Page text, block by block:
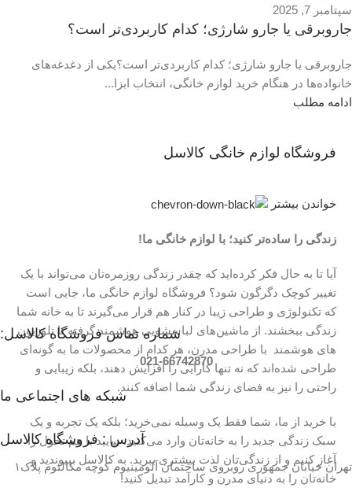
سپتامبر 7, 2025
جاروبرقی یا جارو شارژی؛ کدام کاربردی‌تر است؟
جاروبرقی یا جارو شارژی؛ کدام کاربردی‌تر است؟یکی از دغدغه‌های
خانواده‌ها در هنگام خرید لوازم خانگی، انتخاب ابزا...
ادامه مطلب
فروشگاه لوازم خانگی کالاسل
خواندن بیشتر
زندگی را ساده‌تر کنید؛ با لوازم خانگی ما!
آیا تا به حال فکر کرده‌اید که چقدر زندگی روزمره‌تان می‌تواند با یک
تغییر کوچک دگرگون شود؟ فروشگاه لوازم خانگی ما، جایی است
که تکنولوژی و طراحی زیبا در کنار هم قرار می‌گیرند تا به خانه شما
زندگی ببخشند. از ماشین‌های لباسشویی هوشمند گرفته تا تلوزیون
های هوشمند با طراحی مدرن، هر کدام از محصولات ما به گونه‌ای
طراحی شده‌اند که نه تنها کارایی را افزایش دهند، بلکه زیبایی و
راحتی را نیز به فضای زندگی شما اضافه کنند.
با خرید از ما، شما فقط یک وسیله نمی‌خرید؛ بلکه یک تجربه و یک
سبک زندگی جدید را به خانه‌تان وارد می‌کنید. بیایید با هم تحول را
آغاز کنیم و از زندگی‌تان لذت بیشتری ببرید. به کالاسل بپیوندید و
خانه‌تان را به دنیای مدرن و کارآمد تبدیل کنید!
شماره تماس فروشگاه کالاسل:
021-66742870
شبکه های اجتماعی ما
آدرس : فروشگاه کالاسل
تهران خيابان جمهوری روبروی ساختمان آلومینیوم کوچه مکالئوم پلاک۱